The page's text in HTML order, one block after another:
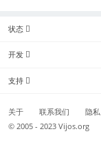
状态
开发
支持
关于 联系我们 隐私
© 2005 - 2023Vijos.org